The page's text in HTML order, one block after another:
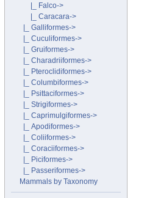
|_ Falco->
|_ Caracara->
|_ Galliformes->
|_ Cuculiformes->
|_ Gruiformes->
|_ Charadriiformes->
|_ Pteroclidiformes->
|_ Columbiformes->
|_ Psittaciformes->
|_ Strigiformes->
|_ Caprimulgiformes->
|_ Apodiformes->
|_ Coliiformes->
|_ Coraciiformes->
|_ Piciformes->
|_ Passeriformes->
Mammals by Taxonomy